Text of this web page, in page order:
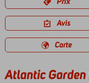
Avis
Carte
Atlantic